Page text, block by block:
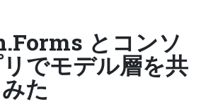
とコンソ
でモデル層を共
た